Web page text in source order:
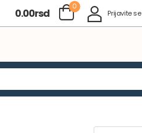
0.00rsd
0
Prijavite se